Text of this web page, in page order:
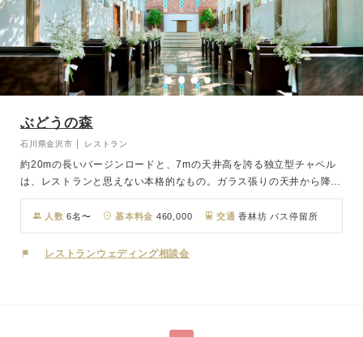
ストの皆様にとって忘れられない一日を演出いたします。
ぶどうの森
石川県金沢市 │ レストラン
約20mの長いバージンロードと、7mの天井高を誇る独立型チャペル
は、レストランと思えない本格的なもの。ガラス張りの天井から降り
注ぐ陽光と、四季によって表情を変えるぶどう棚が、リゾートを思わ
せるナチュラルウェディングを演出します。挙式後は地元で愛され続
けるフレンチを、美味しいワインとともに。
人数 6名〜 基本料金 460,000 交通 香林坊 バス停留所
レストランウェディング相談会